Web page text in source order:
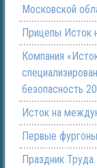
Московской
Прицепы Исток
Компания
безопасность
Исток на
Первые
Праздник